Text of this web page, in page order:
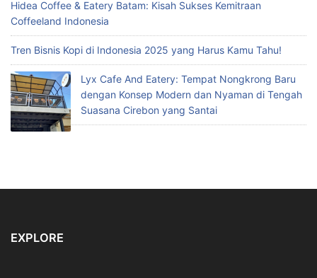
Hidea Coffee & Eatery Batam: Kisah Sukses Kemitraan
Coffeeland Indonesia
Tren Bisnis Kopi di Indonesia 2025 yang Harus Kamu Tahu!
Lyx Cafe And Eatery: Tempat Nongkrong Baru
dengan Konsep Modern dan Nyaman di Tengah
Suasana Cirebon yang Santai
EXPLORE